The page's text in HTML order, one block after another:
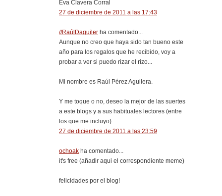
Eva Clavera Corral
27 de diciembre de 2011 a las 17:43
//RaúlDaguiler ha comentado...
Aunque no creo que haya sido tan bueno este
año para los regalos que he recibido, voy a
probar a ver si puedo rizar el rizo...
Mi nombre es Raúl Pérez Aguilera.
Y me toque o no, deseo la mejor de las suertes
a este blogs y a sus habituales lectores (entre
los que me incluyo)
27 de diciembre de 2011 a las 23:59
ochoak ha comentado...
it's free (añadir aqui el correspondiente meme)
felicidades por el blog!